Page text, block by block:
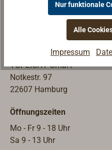
(D = 50 mm)
besteht aus
leichten und
schwimmfähige
n PP-
Multifilfasern.Bei
dseitig
mit
eingespleißten
2,50 m langen
Schiffsausrüstung |
Ladengeschäft &
TOPLICHT GmbH
Notkestr. 97
22607 Hamburg
Öffnungszeiten
Mo - Fr 9 - 18 Uhr
Sa 9 - 13 Uhr
Nur funktionale
Alle
Impressum